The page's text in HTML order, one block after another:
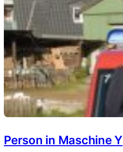
Person in Maschine Y